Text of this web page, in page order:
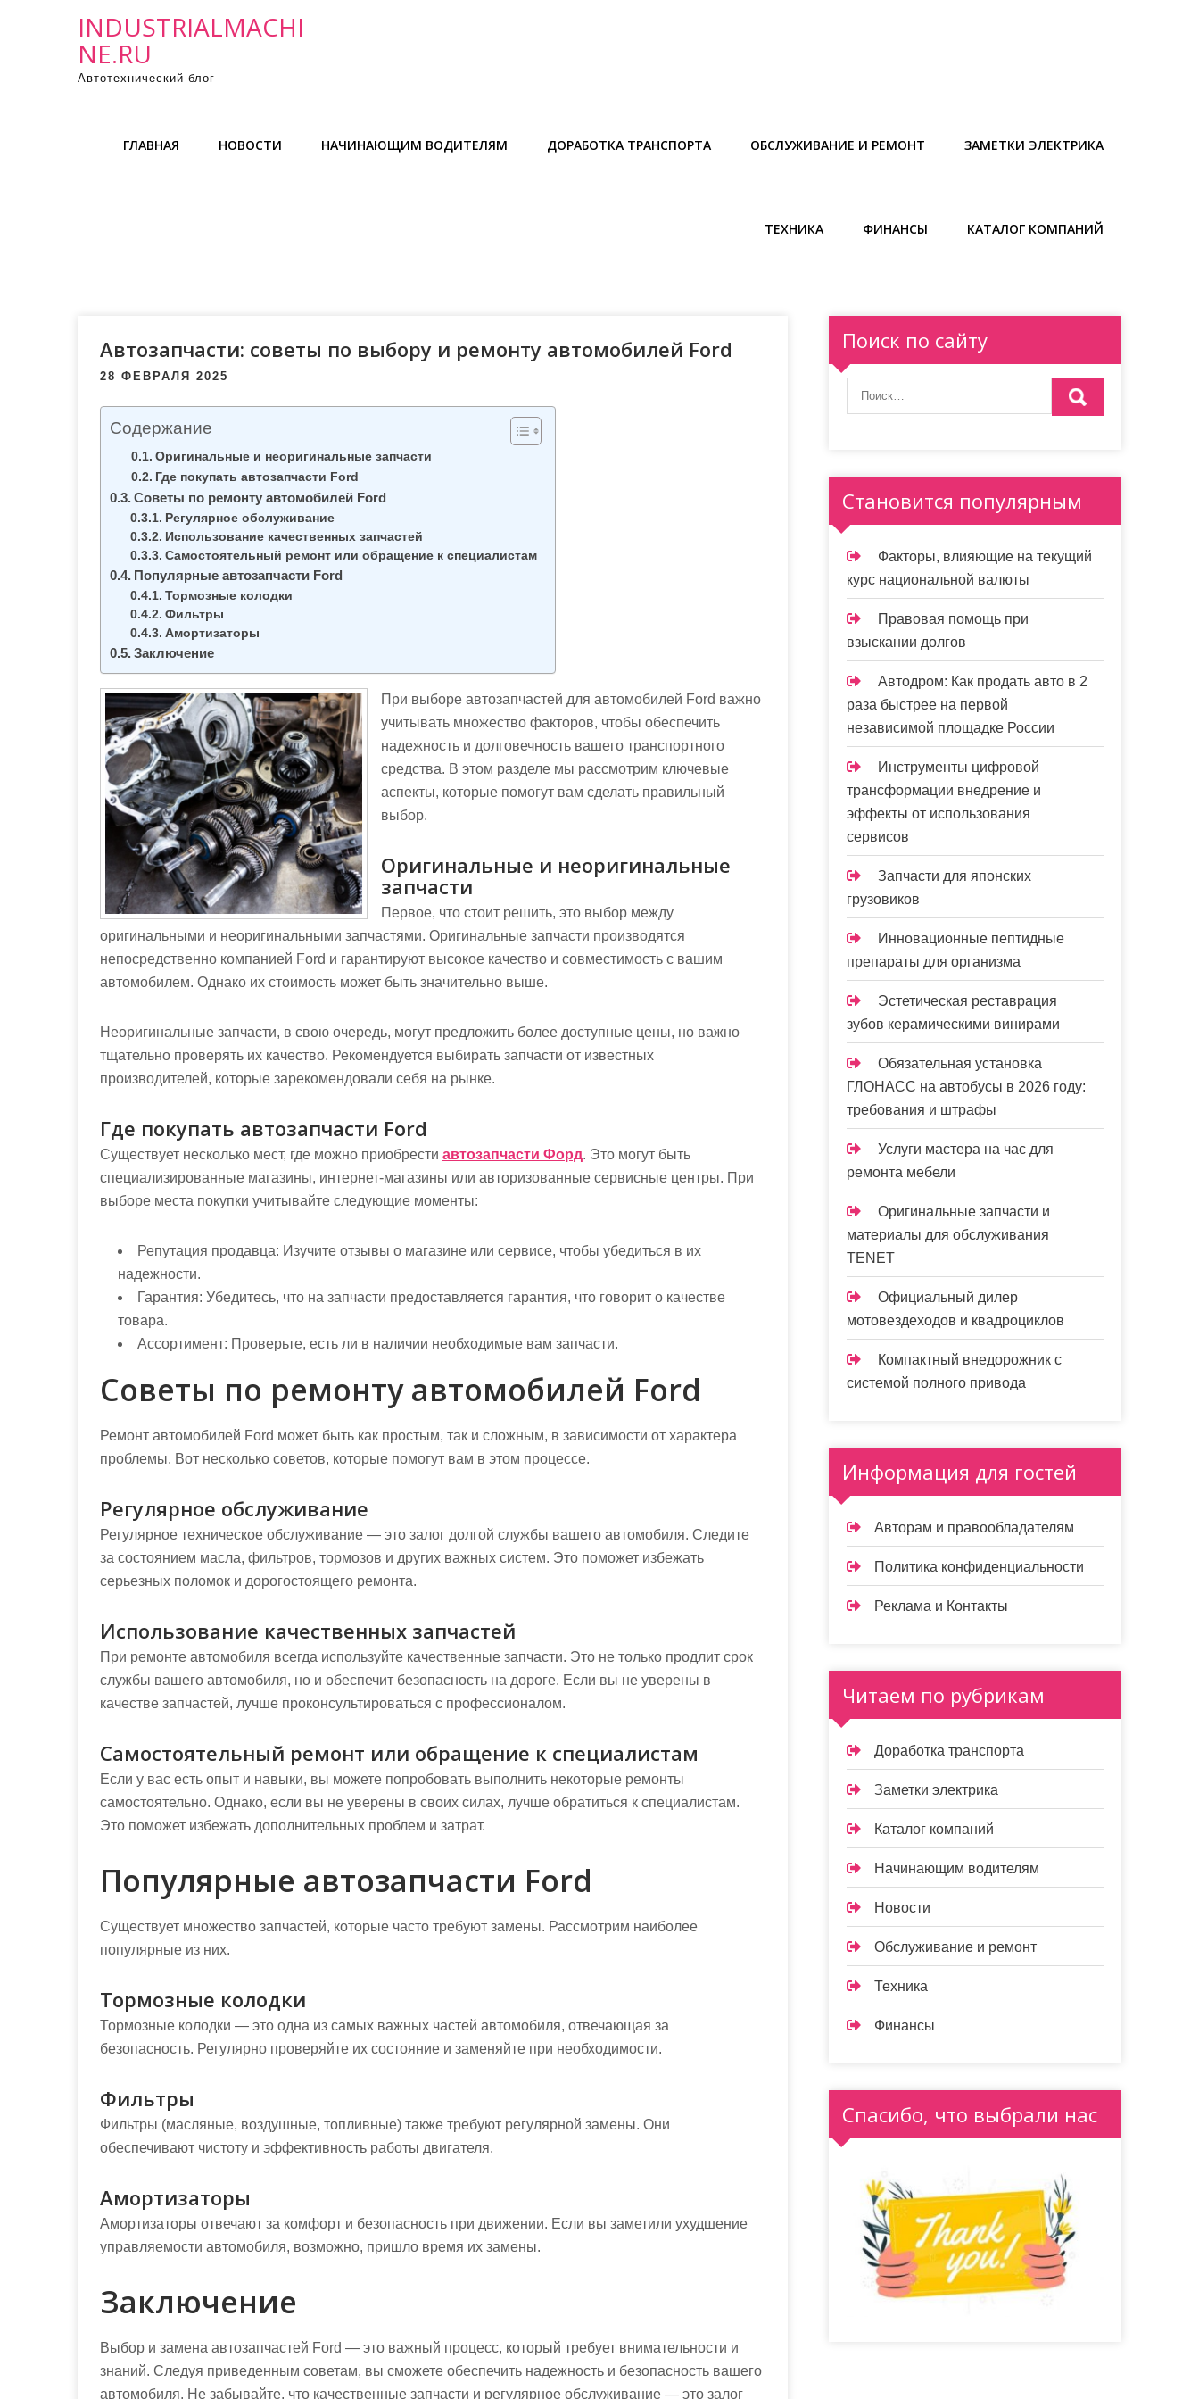
INDUSTRIALMACHI
NE.RU
Автотехнический блог
ГЛАВНАЯ НОВОСТИ НАЧИНАЮЩИМ ВОДИТЕЛЯМ ДОРАБОТКА ТРАНСПОРТА ОБСЛУЖИВАНИЕ И РЕМОНТ ЗАМЕТКИ ЭЛЕКТРИКА
ТЕХНИКА ФИНАНСЫ КАТАЛОГ КОМПАНИЙ
Автозапчасти: советы по выбору и ремонту автомобилей Ford
28 ФЕВРАЛЯ 2025
Содержание
Оригинальные и неоригинальные запчасти
Где покупать автозапчасти Ford
Советы по ремонту автомобилей Ford
Регулярное обслуживание
Использование качественных запчастей
Самостоятельный ремонт или обращение к специалистам
Популярные автозапчасти Ford
Тормозные колодки
Фильтры
Амортизаторы
Заключение
При выборе автозапчастей для автомобилей Ford важно
учитывать множество факторов, чтобы обеспечить
надежность и долговечность вашего транспортного
средства. В этом разделе мы рассмотрим ключевые
аспекты, которые помогут вам сделать правильный
выбор.
Оригинальные и неоригинальные
запчасти
Первое, что стоит решить, это выбор между
оригинальными и неоригинальными запчастями. Оригинальные запчасти производятся
непосредственно компанией Ford и гарантируют высокое качество и совместимость с вашим
автомобилем. Однако их стоимость может быть значительно выше.
Неоригинальные запчасти, в свою очередь, могут предложить более доступные цены, но важно
тщательно проверять их качество. Рекомендуется выбирать запчасти от известных
производителей, которые зарекомендовали себя на рынке.
Где покупать автозапчасти Ford
Существует несколько мест, где можно приобрести автозапчасти Форд. Это могут быть
специализированные магазины, интернет-магазины или авторизованные сервисные центры. При
выборе места покупки учитывайте следующие моменты:
Репутация продавца: Изучите отзывы о магазине или сервисе, чтобы убедиться в их
надежности.
Гарантия: Убедитесь, что на запчасти предоставляется гарантия, что говорит о качестве
товара.
Ассортимент: Проверьте, есть ли в наличии необходимые вам запчасти.
Советы по ремонту автомобилей Ford
Ремонт автомобилей Ford может быть как простым, так и сложным, в зависимости от характера
проблемы. Вот несколько советов, которые помогут вам в этом процессе.
Регулярное обслуживание
Регулярное техническое обслуживание — это залог долгой службы вашего автомобиля. Следите
за состоянием масла, фильтров, тормозов и других важных систем. Это поможет избежать
серьезных поломок и дорогостоящего ремонта.
Использование качественных запчастей
При ремонте автомобиля всегда используйте качественные запчасти. Это не только продлит срок
службы вашего автомобиля, но и обеспечит безопасность на дороге. Если вы не уверены в
качестве запчастей, лучше проконсультироваться с профессионалом.
Самостоятельный ремонт или обращение к специалистам
Если у вас есть опыт и навыки, вы можете попробовать выполнить некоторые ремонты
самостоятельно. Однако, если вы не уверены в своих силах, лучше обратиться к специалистам.
Это поможет избежать дополнительных проблем и затрат.
Популярные автозапчасти Ford
Существует множество запчастей, которые часто требуют замены. Рассмотрим наиболее
популярные из них.
Тормозные колодки
Тормозные колодки — это одна из самых важных частей автомобиля, отвечающая за
безопасность. Регулярно проверяйте их состояние и заменяйте при необходимости.
Фильтры
Фильтры (масляные, воздушные, топливные) также требуют регулярной замены. Они
обеспечивают чистоту и эффективность работы двигателя.
Амортизаторы
Амортизаторы отвечают за комфорт и безопасность при движении. Если вы заметили ухудшение
управляемости автомобиля, возможно, пришло время их замены.
Заключение
Выбор и замена автозапчастей Ford — это важный процесс, который требует внимательности и
знаний. Следуя приведенным советам, вы сможете обеспечить надежность и безопасность вашего
автомобиля. Не забывайте, что качественные запчасти и регулярное обслуживание — это залог
Поиск по сайту
Становится популярным
Факторы, влияющие на текущий
курс национальной валюты
Правовая помощь при
взыскании долгов
Автодром: Как продать авто в 2
раза быстрее на первой
независимой площадке России
Инструменты цифровой
трансформации внедрение и
эффекты от использования
сервисов
Запчасти для японских
грузовиков
Инновационные пептидные
препараты для организма
Эстетическая реставрация
зубов керамическими винирами
Обязательная установка
ГЛОНАСС на автобусы в 2026 году:
требования и штрафы
Услуги мастера на час для
ремонта мебели
Оригинальные запчасти и
материалы для обслуживания
TENET
Официальный дилер
мотовездеходов и квадроциклов
Компактный внедорожник с
системой полного привода
Информация для гостей
Авторам и правообладателям
Политика конфиденциальности
Реклама и Контакты
Читаем по рубрикам
Доработка транспорта
Заметки электрика
Каталог компаний
Начинающим водителям
Новости
Обслуживание и ремонт
Техника
Финансы
Спасибо, что выбрали нас